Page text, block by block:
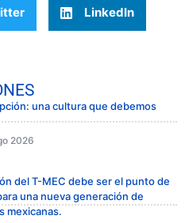
LinkedIn
una cultura que debemos
2026
del T-MEC debe ser el punto de
una nueva generación de
mexicanas.